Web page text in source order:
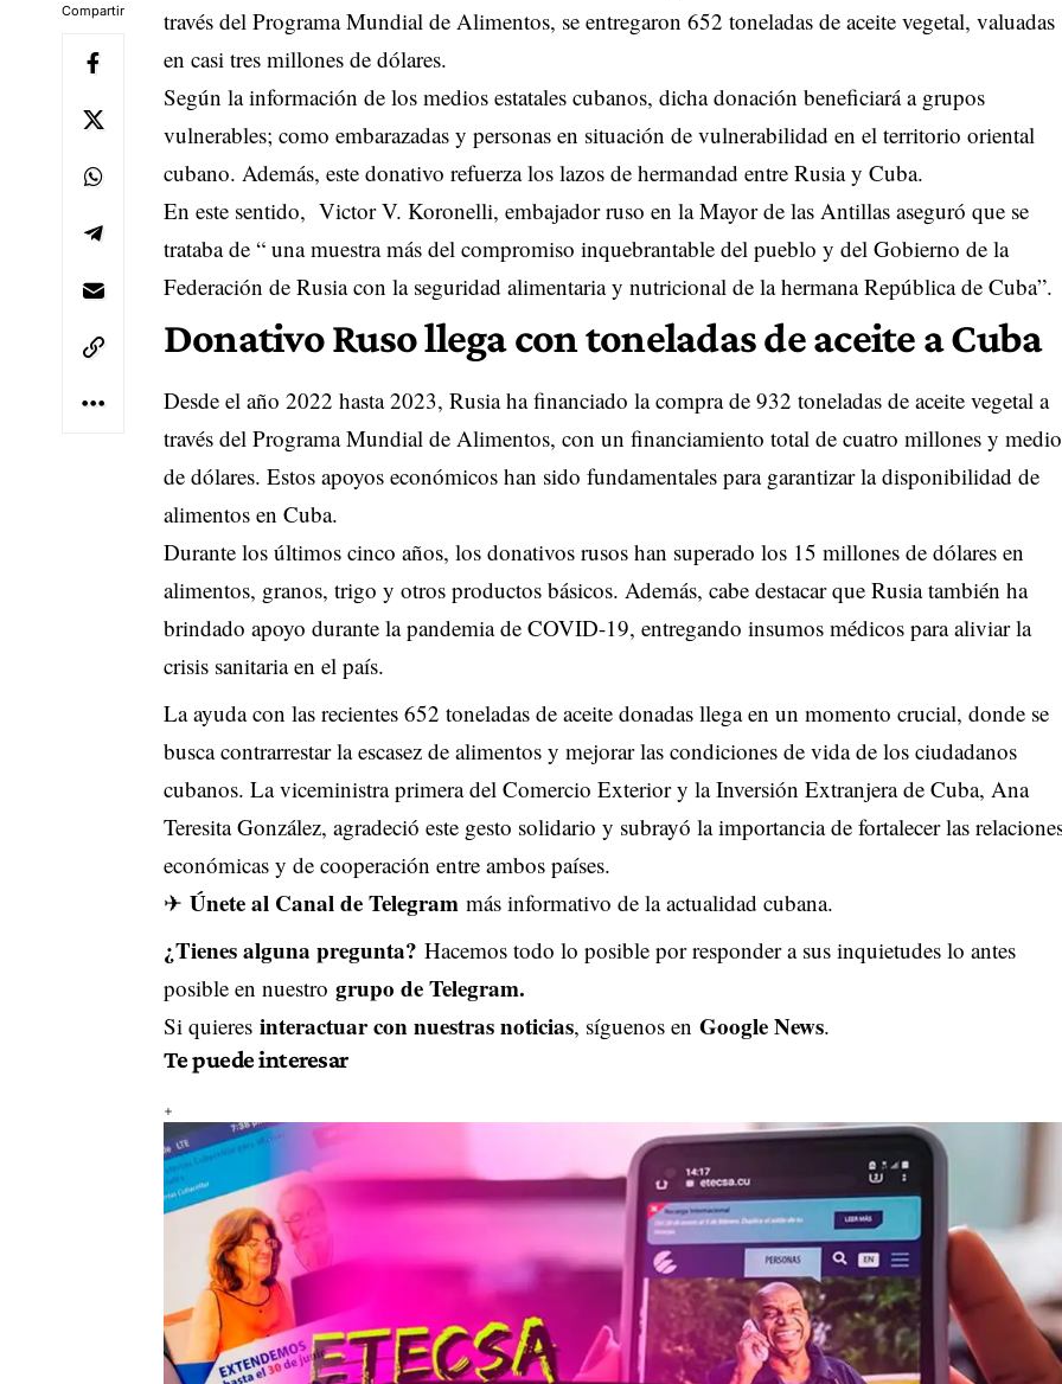
Compartir
través del Programa Mundial de Alimentos, se entregaron 652 toneladas de aceite vegetal, valuadas
en casi tres millones de dólares.
Según la información de los medios estatales cubanos, dicha donación beneficiará a grupos
vulnerables; como embarazadas y personas en situación de vulnerabilidad en el territorio oriental
cubano. Además, este donativo refuerza los lazos de hermandad entre Rusia y Cuba.
En este sentido, Victor V. Koronelli, embajador ruso en la Mayor de las Antillas aseguró que se
trataba de “ una muestra más del compromiso inquebrantable del pueblo y del Gobierno de la
Federación de Rusia con la seguridad alimentaria y nutricional de la hermana República de Cuba”.
Donativo Ruso llega con toneladas de aceite a Cuba
Desde el año 2022 hasta 2023, Rusia ha financiado la compra de 932 toneladas de aceite vegetal a
través del Programa Mundial de Alimentos, con un financiamiento total de cuatro millones y medio
de dólares. Estos apoyos económicos han sido fundamentales para garantizar la disponibilidad de
alimentos en Cuba.
Durante los últimos cinco años, los donativos rusos han superado los 15 millones de dólares en
alimentos, granos, trigo y otros productos básicos. Además, cabe destacar que Rusia también ha
brindado apoyo durante la pandemia de COVID-19, entregando insumos médicos para aliviar la
crisis sanitaria en el país.
La ayuda con las recientes 652 toneladas de aceite donadas llega en un momento crucial, donde se
busca contrarrestar la escasez de alimentos y mejorar las condiciones de vida de los ciudadanos
cubanos. La viceministra primera del Comercio Exterior y la Inversión Extranjera de Cuba, Ana
Teresita González, agradeció este gesto solidario y subrayó la importancia de fortalecer las
económicas y de cooperación entre ambos países.
✈ Únete al Canal de Telegram más informativo de la actualidad cubana.
¿Tienes alguna pregunta? Hacemos todo lo posible por responder a sus inquietudes lo antes
posible en nuestro grupo de Telegram.
Si quieres interactuar con nuestras noticias, síguenos en Google News.
Te puede interesar